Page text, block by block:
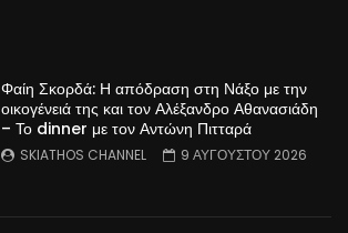
Φαίη Σκορδά: Η απόδραση στη Νάξο με την
οικογένειά της και τον Αλέξανδρο Αθανασιάδη
– Το dinner με τον Αντώνη Πιτταρά
SKIATHOS CHANNEL 9 ΑΥΓΟΥΣΤΟΥ 2026